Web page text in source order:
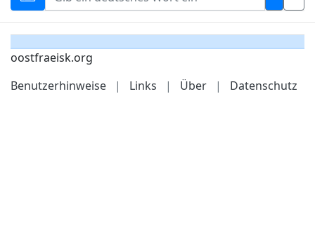
oostfraeisk.org
Benutzerhinweise
| Links | Über | Datenschutz